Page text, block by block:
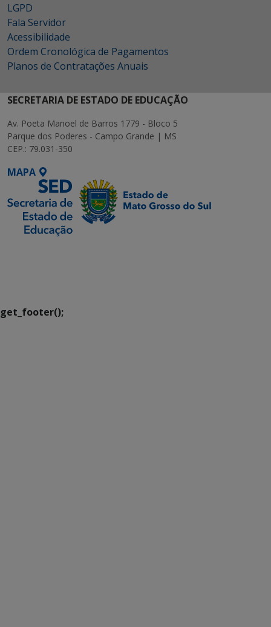
LGPD
Fala Servidor
Acessibilidade
Ordem Cronológica de Pagamentos
Planos de Contratações Anuais
SECRETARIA DE ESTADO DE EDUCAÇÃO
Av. Poeta Manoel de Barros 1779 - Bloco 5
Parque dos Poderes - Campo Grande | MS
CEP.: 79.031-350
MAPA
get_footer();